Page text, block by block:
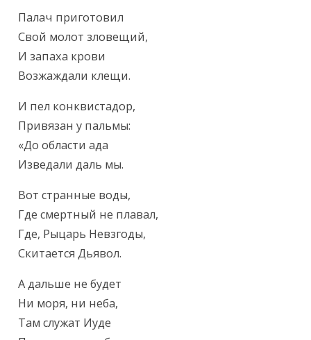
Палач приготовил
Свой молот зловещий,
И запаха крови
Возжаждали клещи.
И пел конквистадор,
Привязан у пальмы:
«До области ада
Изведали даль мы.
Вот странные воды,
Где смертный не плавал,
Где, Рыцарь Невзгоды,
Скитается Дьявол.
А дальше не будет
Ни моря, ни неба,
Там служат Иуде